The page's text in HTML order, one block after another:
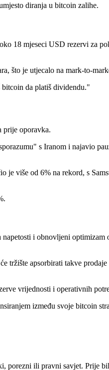
diranja u bitcoin zalihe.
18 mjeseci USD rezervi za
što je utjecalo na mark-to-
bitcoin da platiš dividendu."
prije oporavka.
s Iranom i najavio
je više od 6% na rekord, s
i obnovljeni optimizam
tržište apsorbirati takve
vrijednosti i operativnih
između svoje bitcoin
porezni ili pravni savjet. Prije